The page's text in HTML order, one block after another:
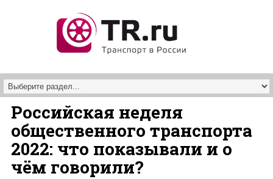
Российская неделя
общественного транспорта
2022: что показывали и о
чём говорили?